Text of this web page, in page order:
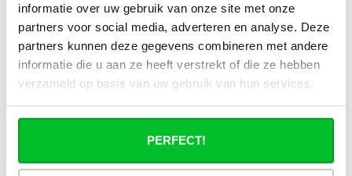
informatie over uw gebruik van onze site met onze
partners voor social media, adverteren en analyse. Deze
partners kunnen deze gegevens combineren met andere
informatie die u aan ze heeft verstrekt of die ze hebben
verzameld op basis van uw gebruik van hun services.
PERFECT!
Stuur een bericht
Ruim assortiment
Levering uit eigen
14 dagen bedenktijd
Niet goed = Geld terug
week open.
Nederland en België
kosten achteraf